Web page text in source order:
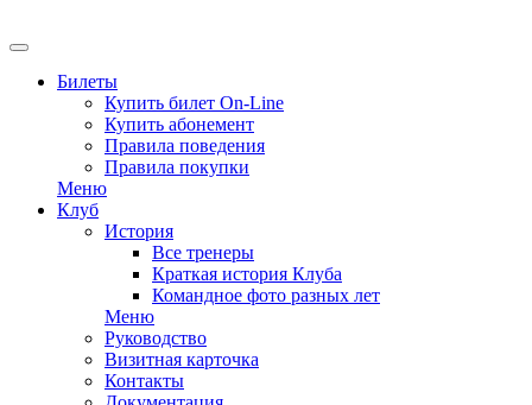
Билеты
Купить билет On-Line
Купить абонемент
Правила поведения
Правила покупки
Меню
Клуб
История
Все тренеры
Краткая история Клуба
Командное фото разных лет
Меню
Руководство
Визитная карточка
Контакты